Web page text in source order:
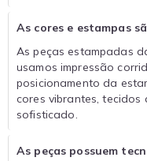
As cores e estampas
As peças estampadas
usamos impressão
posicionamento da
cores vibrantes,
sofisticado.
As peças possuem